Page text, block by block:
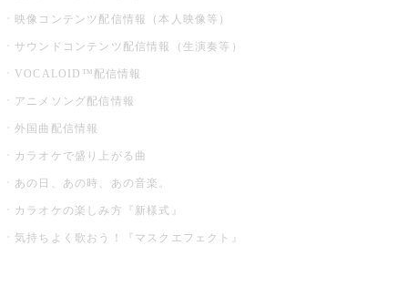
映像コンテンツ配信情報（本人映像等）
サウンドコンテンツ配信情報（生演奏等）
VOCALOID™配信情報
アニメソング配信情報
外国曲配信情報
カラオケで盛り上がる曲
あの日、あの時、あの音楽。
カラオケの楽しみ方『新様式』
気持ちよく歌おう！『マスクエフェクト』